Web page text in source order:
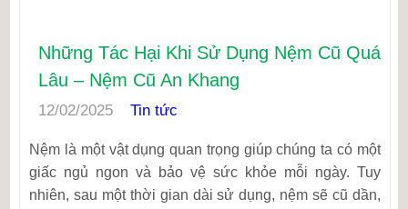
Những Tác Hại Khi Sử Dụng Nệm Cũ Quá
Lâu – Nệm Cũ An Khang
12/02/2025 Tin tức
Nệm là một vật dụng quan trọng giúp chúng ta có một
giấc ngủ ngon và bảo vệ sức khỏe mỗi ngày. Tuy
nhiên, sau một thời gian dài sử dụng, nệm sẽ cũ dần,